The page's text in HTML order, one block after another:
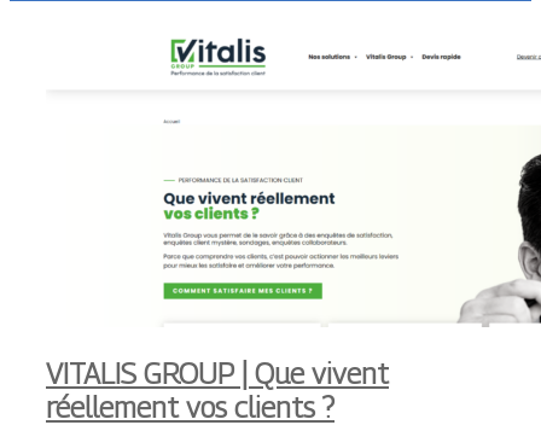
VITALIS GROUP | Que vivent
réellement vos clients ?